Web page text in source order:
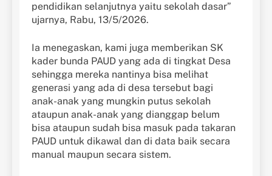
pendidikan selanjutnya yaitu sekolah dasar”
ujarnya, Rabu, 13/5/2026.
Ia menegaskan, kami juga memberikan SK
kader bunda PAUD yang ada di tingkat Desa
sehingga mereka nantinya bisa melihat
generasi yang ada di desa tersebut bagi
anak-anak yang mungkin putus sekolah
ataupun anak-anak yang dianggap belum
bisa ataupun sudah bisa masuk pada takaran
PAUD untuk dikawal dan di data baik secara
manual maupun secara sistem.